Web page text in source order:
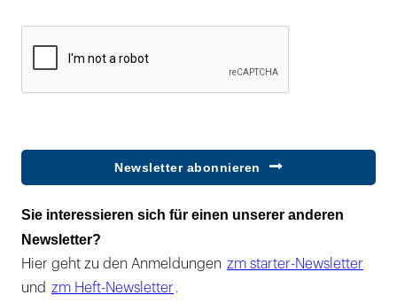
Newsletter abonnieren
Sie interessieren sich für einen unserer anderen
Newsletter?
Hier geht zu den Anmeldungen zm starter-Newsletter
und zm Heft-Newsletter .